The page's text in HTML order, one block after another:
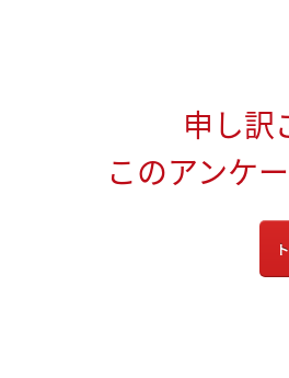
申し訳
このアンケ